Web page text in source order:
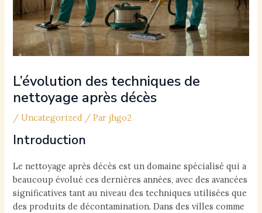
L’évolution des techniques de
nettoyage après décès
/Uncategorized / Parjhgo2
Introduction
Le nettoyage après décès est un domaine spécialisé qui a
beaucoup évolué ces dernières années, avec des avancées
significatives tant au niveau des techniques utilisées que
des produits de décontamination. Dans des villes comme